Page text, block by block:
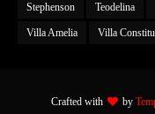
Stephenson Teodelina
Villa Amelia Villa
Crafted with by